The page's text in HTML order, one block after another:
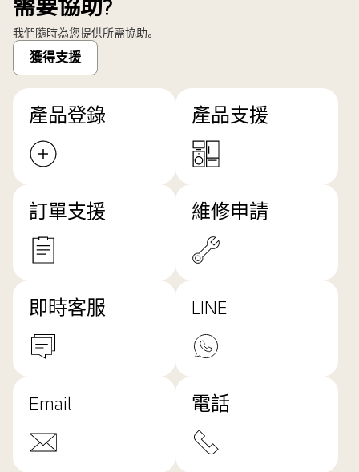
需要協助?
我們隨時為您提供所需協助。
獲得支援
產品登錄 產品支援
訂單支援 維修申請
即時客服 LINE
Email 電話